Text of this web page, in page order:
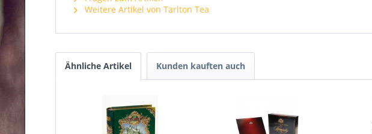
Weitere Artikel von Tarlton Tea
Ähnliche Artikel Kunden kauften auch